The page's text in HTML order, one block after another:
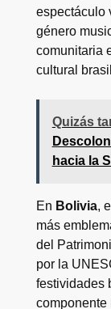
espectáculo
género
comunitaria
cultural
Quizás
hacia la
En Bolivia,
más
del
por la
festividades
componente